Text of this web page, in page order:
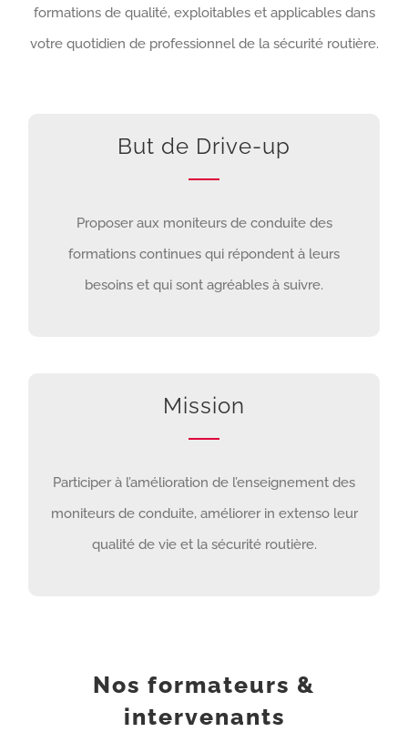
formations de qualité, exploitables et applicables dans
votre quotidien de professionnel de la sécurité routière.
But de Drive-up
Proposer aux moniteurs de conduite des
formations continues qui répondent à leurs
besoins et qui sont agréables à suivre.
Mission
Participer à l’amélioration de l’enseignement des
moniteurs de conduite, améliorer in extenso leur
qualité de vie et la sécurité routière.
Nos formateurs &
intervenants